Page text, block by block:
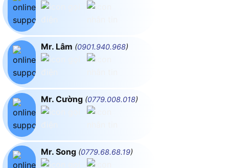
Mr. Lâm (0901.940.968)
Mr. Cường (0779.008.018)
Mr. Song (0779.68.68.19)